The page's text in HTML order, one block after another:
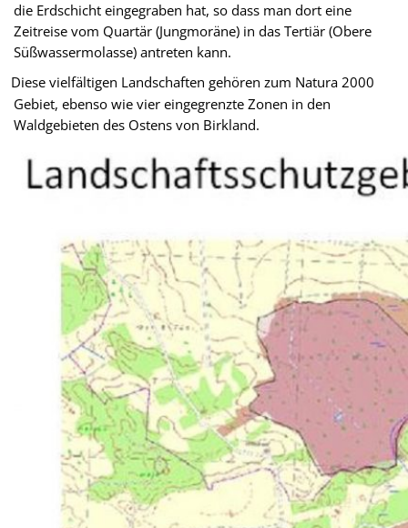
die Erdschicht eingegraben hat, so dass man dort eine
Zeitreise vom Quartär (Jungmoräne) in das Tertiär (Obere
Süßwassermolasse) antreten kann.
Diese vielfältigen Landschaften gehören zum Natura 2000
Gebiet, ebenso wie vier eingegrenzte Zonen in den
Waldgebieten des Ostens von Birkland.